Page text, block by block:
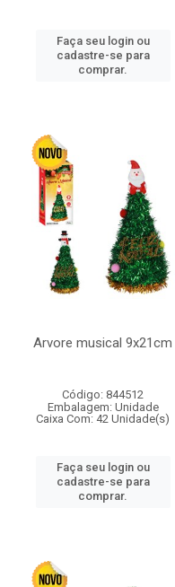
Faça seu login ou
cadastre-se para
comprar.
Arvore musical 9x21cm
Código: 844512
Embalagem: Unidade
Caixa Com: 42 Unidade(s)
Faça seu login ou
cadastre-se para
comprar.